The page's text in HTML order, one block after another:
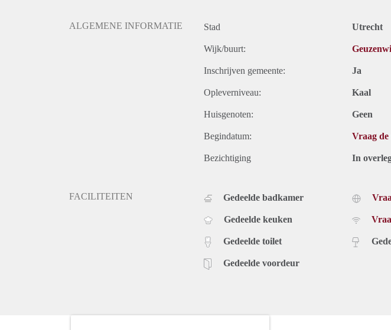
ALGEMENE INFORMATIE Stad Utrecht
Wijk/buurt:
Inschrijven gemeente: Ja
Opleverniveau: Kaal
Huisgenoten: Geen
Begindatum: Vraag
Bezichtiging In
FACILITEITEN Gedeelde badkamer
Gedeelde keuken
Gedeelde toilet
Gedeelde voordeur